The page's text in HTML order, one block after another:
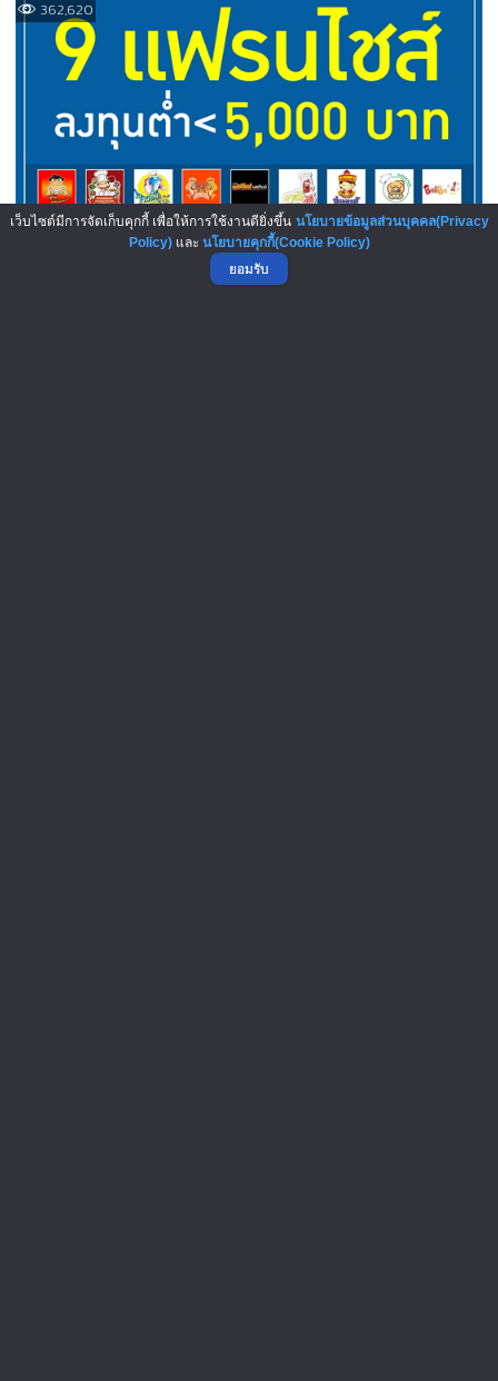
362,620
เลือกเลย! 9 แฟรนไชส์ลงทุนต่ำ...
เว็บไซต์มีการจัดเก็บคุกกี้ เพื่อให้การใช้งานดียิ่งขึ้น นโยบายข้อมูลส่วนบุคคล(Privacy
Policy)และ นโยบายคุกกี้(Cookie Policy)
ยอมรับ